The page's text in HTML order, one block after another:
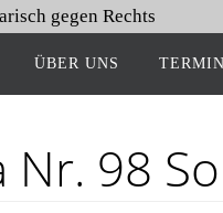
ÜBER UNS
Nr. 98